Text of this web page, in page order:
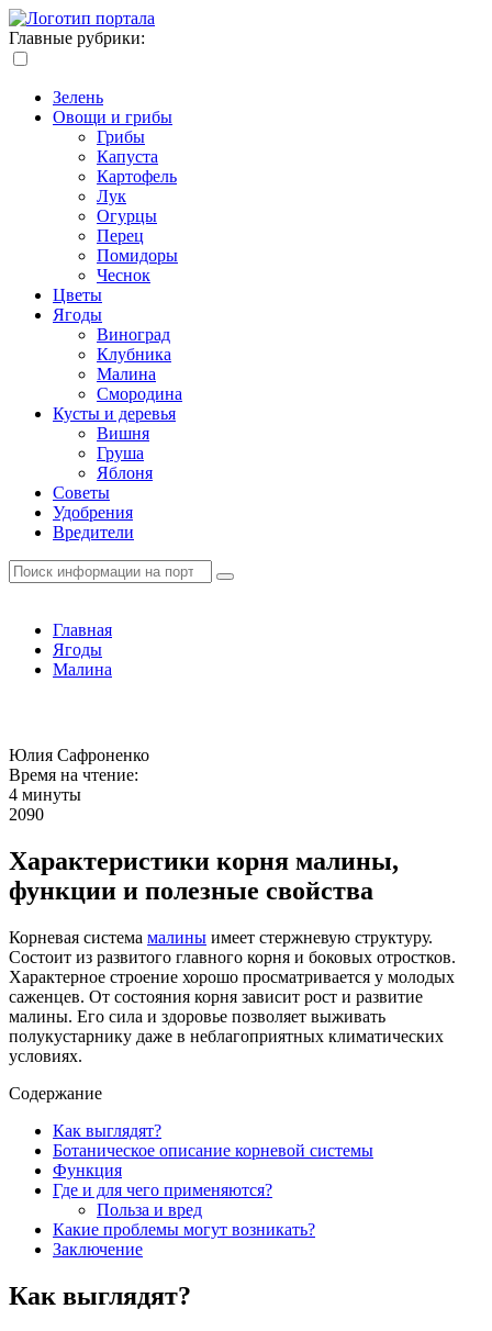
Главные рубрики:
Зелень
Овощи и грибы
Грибы
Капуста
Картофель
Лук
Огурцы
Перец
Помидоры
Чеснок
Цветы
Ягоды
Виноград
Клубника
Малина
Смородина
Кусты и деревья
Вишня
Груша
Яблоня
Советы
Удобрения
Вредители
Главная
Ягоды
Малина
Юлия Сафроненко
Время на чтение:
4 минуты
2090
Характеристики корня малины,
функции и полезные свойства
Корневая система малины имеет стержневую структуру.
Состоит из развитого главного корня и боковых отростков.
Характерное строение хорошо просматривается у молодых
саженцев. От состояния корня зависит рост и развитие
малины. Его сила и здоровье позволяет выживать
полукустарнику даже в неблагоприятных климатических
условиях.
Содержание
Как выглядят?
Ботаническое описание корневой системы
Функция
Где и для чего применяются?
Польза и вред
Какие проблемы могут возникать?
Заключение
Как выглядят?